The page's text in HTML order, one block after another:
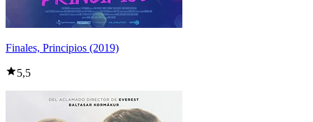
Finales, Principios (2019)
5,5